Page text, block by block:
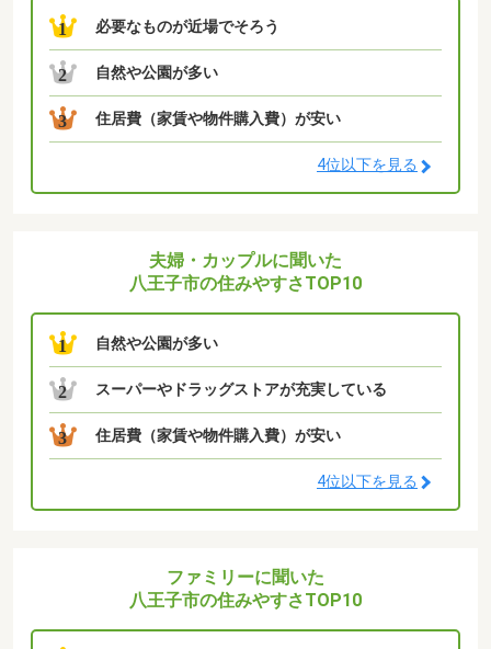
1 必要なものが近場でそろう
2 自然や公園が多い
3 住居費（家賃や物件購入費）が安い
4位以下を見る
夫婦・カップルに聞いた
八王子市の住みやすさTOP10
1 自然や公園が多い
2 スーパーやドラッグストアが充実している
3 住居費（家賃や物件購入費）が安い
4位以下を見る
ファミリーに聞いた
八王子市の住みやすさTOP10